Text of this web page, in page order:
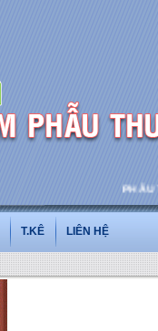
PHẪU
T.KÊ LIÊN HỆ